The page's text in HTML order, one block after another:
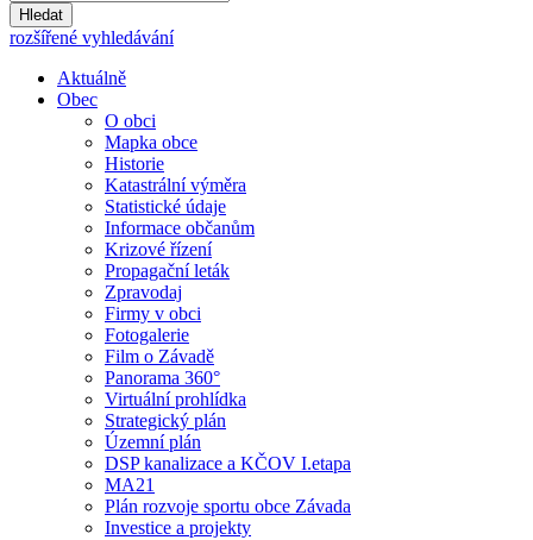
Hledat
rozšířené vyhledávání
Aktuálně
Obec
O obci
Mapka obce
Historie
Katastrální výměra
Statistické údaje
Informace občanům
Krizové řízení
Propagační leták
Zpravodaj
Firmy v obci
Fotogalerie
Film o Závadě
Panorama 360°
Virtuální prohlídka
Strategický plán
Územní plán
DSP kanalizace a KČOV I.etapa
MA21
Plán rozvoje sportu obce Závada
Investice a projekty